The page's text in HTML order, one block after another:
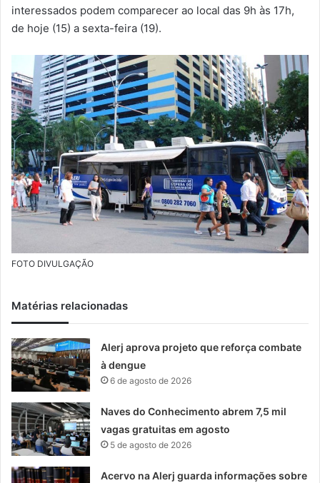
interessados podem comparecer ao local das 9h às 17h,
de hoje (15) a sexta-feira (19).
FOTO DIVULGAÇÃO
Matérias relacionadas
Alerj aprova projeto que reforça combate
à dengue
6 de agosto de 2026
Naves do Conhecimento abrem 7,5 mil
vagas gratuitas em agosto
5 de agosto de 2026
Acervo na Alerj guarda informações sobre